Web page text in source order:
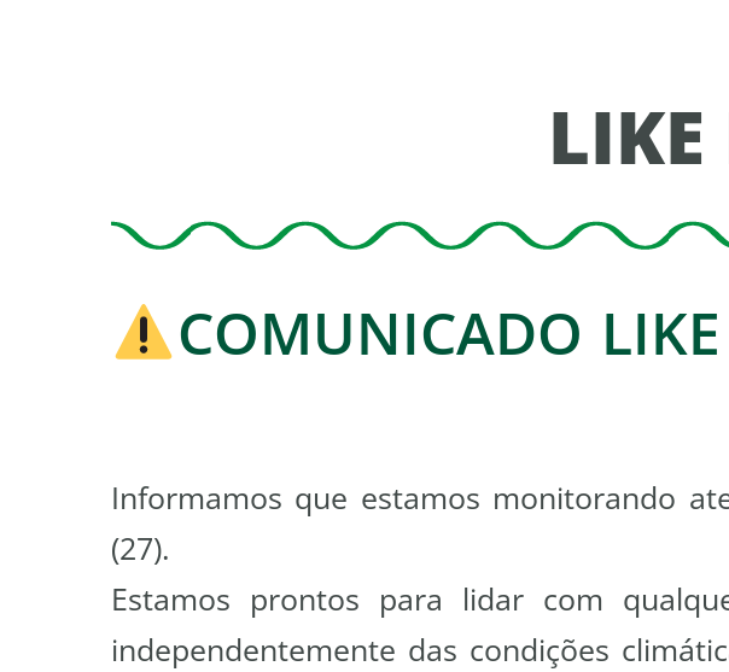
COMUNICADO
Informamos que estamos monitorando
(27).
Estamos prontos para lidar com
independentemente das condições